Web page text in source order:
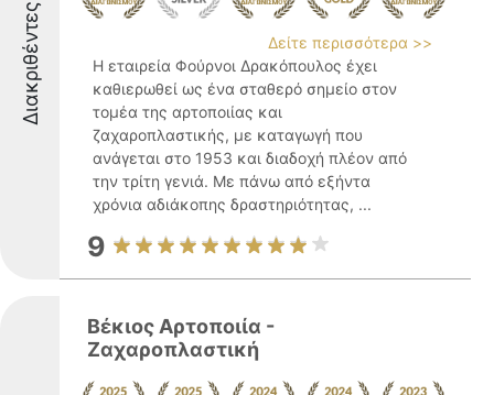
Διακριθέντες
Δείτε περισσότερα >>
Η εταιρεία Φούρνοι Δρακόπουλος έχει
καθιερωθεί ως ένα σταθερό σημείο στον
τομέα της αρτοποιίας και
ζαχαροπλαστικής, με καταγωγή που
ανάγεται στο 1953 και διαδοχή πλέον από
την τρίτη γενιά. Με πάνω από εξήντα
χρόνια αδιάκοπης δραστηριότητας, ...
9
Βέκιος Αρτοποιία -
Ζαχαροπλαστική